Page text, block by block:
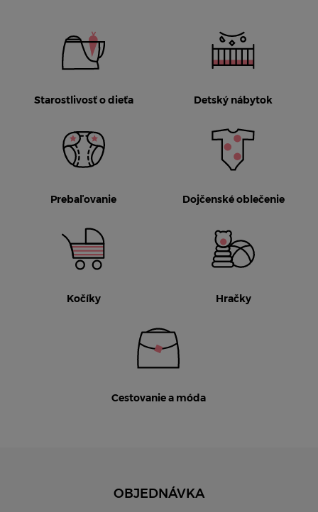
Starostlivosť o dieťa Detský nábytok
Prebaľovanie Dojčenské oblečenie
Kočíky Hračky
Cestovanie a móda
OBJEDNÁVKA